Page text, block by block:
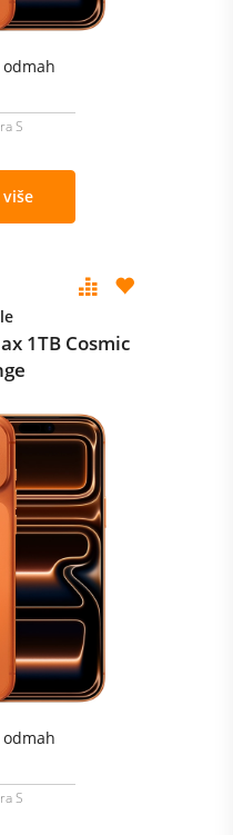
S
više
1TB Cosmic
S